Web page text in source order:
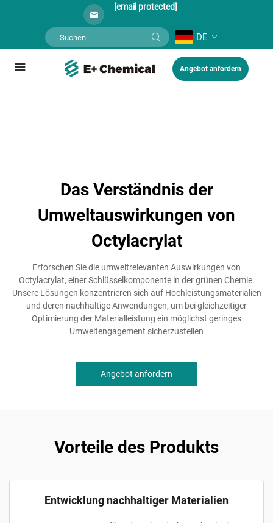
[email protected]
DE
Angebot anfordern
Das Verständnis der
Umweltauswirkungen von
Octylacrylat
Erforschen Sie die umweltrelevanten Auswirkungen von
Octylacrylat, einer Schlüsselkomponente in der grünen Chemie.
Unsere Lösungen konzentrieren sich auf Hochleistungsmaterialien
und deren nachhaltige Anwendungen, um bei gleichzeitiger
Optimierung der Materialleistung ein möglichst geringes
Umweltengagement sicherzustellen
Angebot anfordern
Vorteile des Produkts
Entwicklung nachhaltiger Materialien